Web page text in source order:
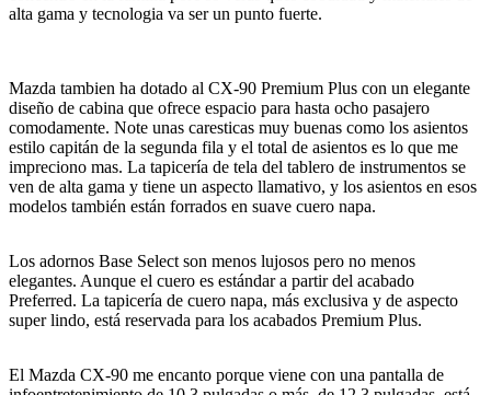
alta gama y tecnologia va ser un punto fuerte.
Mazda tambien ha dotado al CX-90 Premium Plus con un elegante
diseño de cabina que ofrece espacio para hasta ocho pasajero
comodamente. Note unas caresticas muy buenas como los asientos
estilo capitán de la segunda fila y el total de asientos es lo que me
impreciono mas. La tapicería de tela del tablero de instrumentos se
ven de alta gama y tiene un aspecto llamativo, y los asientos en esos
modelos también están forrados en suave cuero napa.
Los adornos Base Select son menos lujosos pero no menos
elegantes. Aunque el cuero es estándar a partir del acabado
Preferred. La tapicería de cuero napa, más exclusiva y de aspecto
super lindo, está reservada para los acabados Premium Plus.
El Mazda CX-90 me encanto porque viene con una pantalla de